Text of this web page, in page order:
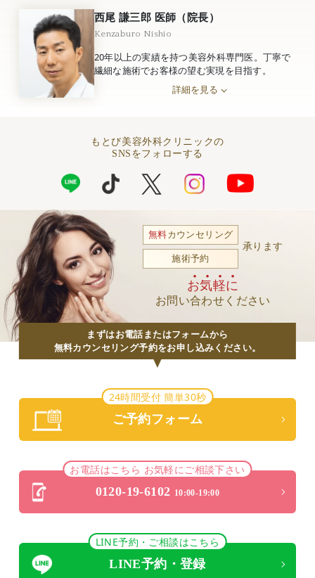
西尾 謙三郎 医師（院長）
Kenzaburo Nishio
20年以上の実績を持つ美容外科専門医。丁寧で
繊細な施術でお客様の望む実現を目指す。
詳細を見る
もとび美容外科クリニックの
SNSをフォローする
無料カウンセリング
施術予約
承ります
お気軽に
お問い合わせください
まずはお電話またはフォームから
無料カウンセリング予約をお申し込みください。
24時間受付 簡単30秒
ご予約フォーム
お電話はこちら お気軽にご相談下さい
0120-19-6102 10:00-19:00
LINE予約・ご相談はこちら
LINE予約・登録